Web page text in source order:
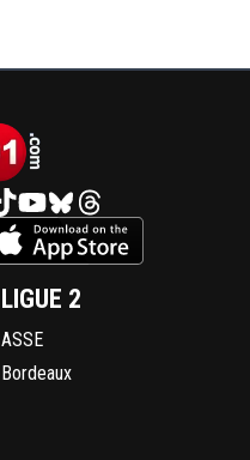
LIGUE 2
ASSE
Bordeaux